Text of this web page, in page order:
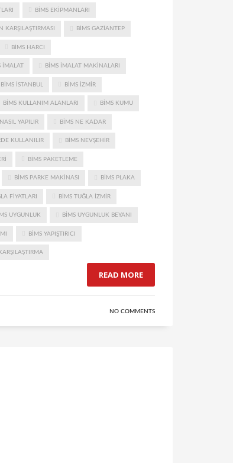
BIMS EKIPMANLARI
KARŞILAŞTIRMASI BIMS GAZIANTEP
BIMS HARCI
IMALAT BIMS IMALAT MAKINALARI
BIMS ISTANBUL BIMS IZMIR
BIMS KULLANIM ALANLARI BIMS KUMU
YAPILIR BIMS NE KADAR
KULLANILIR BIMS NEVŞEHIR
BIMS PAKETLEME
BIMS PARKE MAKINASI BIMS PLAKA
FIYATLARI BIMS TUĞLA IZMIR
UYGUNLUK BIMS UYGUNLUK BEYANI
BIMS YAPIŞTIRICI
READ MORE
NO COMMENTS